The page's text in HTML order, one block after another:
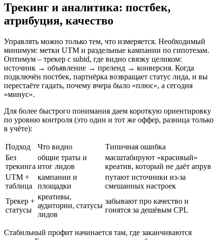
Трекинг и аналитика: постбек,
атрибуция, качество
Управлять можно только тем, что измеряется. Необходимый
минимум: метки UTM и раздельные кампании по гипотезам.
Оптимум – трекер с subid, где видно связку целиком:
источник → объявление → преленд → конверсия. Когда
подключён постбек, партнёрка возвращает статус лида, и вы
перестаёте гадать, почему вчера было «плюс», а сегодня
«минус».
Для более быстрого понимания даем короткую ориентировку
по уровню контроля (это один и тот же оффер, разница только
в учёте):
Подход Что видно
Типичная ошибка
Без
трекинга
общие траты и
итог лидов
масштабируют «красивый»
креатив, который не даёт апрув
UTM +
таблица
кампании и
площадки
путают источники из‑за
смешанных настроек
Трекер +
статусы
креативы,
аудитории, статусы
лидов
забывают про качество и
гонятся за дешёвым CPL
Стабильный профит начинается там, где заканчиваются